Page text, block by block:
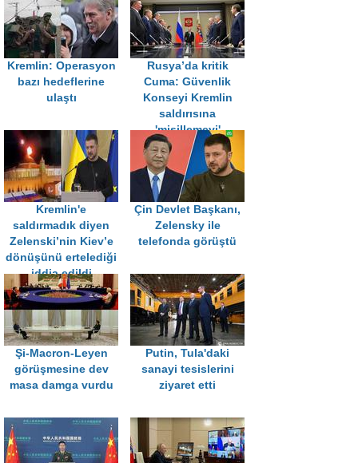
Kremlin: Operasyon
bazı hedeflerine
ulaştı
Rusya’da kritik
Cuma: Güvenlik
Konseyi Kremlin
saldırısına
'misillemeyi'
görüşecek
Kremlin'e
saldırmadık diyen
Zelenski’nin Kiev’e
dönüşünü ertelediği
iddia edildi
Çin Devlet Başkanı,
Zelensky ile
telefonda görüştü
Şi-Macron-Leyen
görüşmesine dev
masa damga vurdu
Putin, Tula'daki
sanayi tesislerini
ziyaret etti